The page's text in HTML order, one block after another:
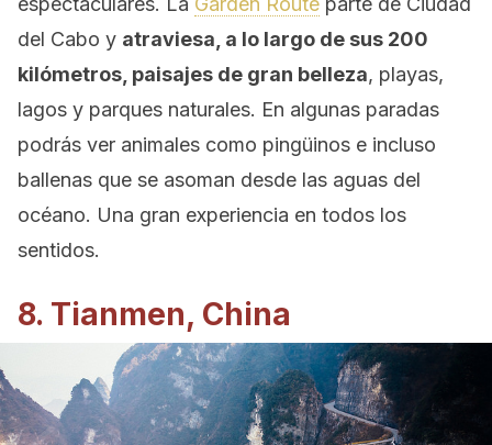
del Cabo y atraviesa, a lo largo de sus 200
kilómetros, paisajes de gran belleza, playas,
lagos y parques naturales. En algunas paradas
podrás ver animales como pingüinos e incluso
ballenas que se asoman desde las aguas del
océano. Una gran experiencia en todos los
sentidos.
8. Tianmen, China